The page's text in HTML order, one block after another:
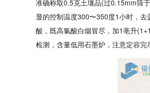
准确称取0.5克土壤品(过0.15mm筛
显的控制温度300〜350度1小时，
酸，既高氯酸白烟冒尽，加1亳升
检测，含量低用石墨炉，注意定容完